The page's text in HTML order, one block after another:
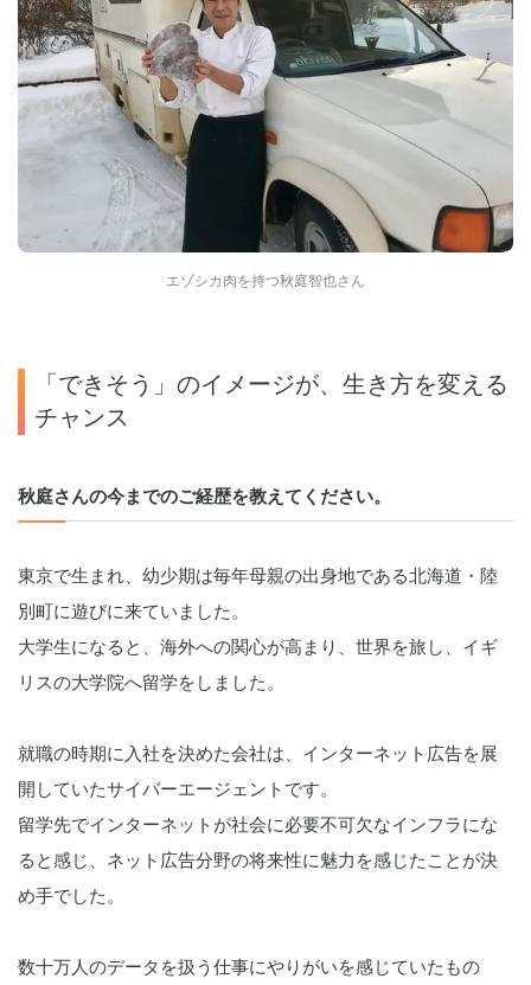
エゾシカ肉を持つ秋庭智也さん
「できそう」のイメージが、生き方を変える
チャンス
秋庭さんの今までのご経歴を教えてください。
東京で生まれ、幼少期は毎年母親の出身地である北海道・陸
別町に遊びに来ていました。
大学生になると、海外への関心が高まり、世界を旅し、イギ
リスの大学院へ留学をしました。
就職の時期に入社を決めた会社は、インターネット広告を展
開していたサイバーエージェントです。
留学先でインターネットが社会に必要不可欠なインフラにな
ると感じ、ネット広告分野の将来性に魅力を感じたことが決
め手でした。
数十万人のデータを扱う仕事にやりがいを感じていたもの